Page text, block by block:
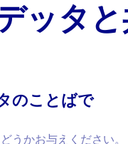
ッタと
のことばで
うかお与えください。